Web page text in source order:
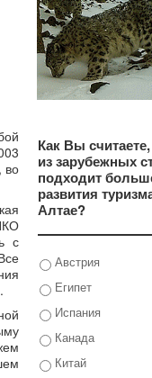
во
с
Как Вы
из зарубежных
подходит
развития
Алтае?
Австрия
Египет
Испания
Канада
Китай